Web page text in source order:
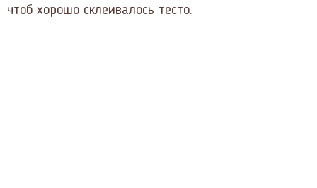
чтоб хорошо склеивалось тесто.